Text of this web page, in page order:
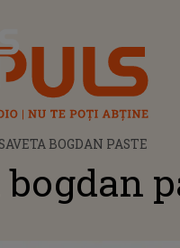
SAVETA BOGDAN PASTE
bogdan